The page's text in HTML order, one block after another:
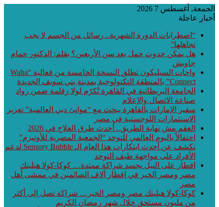
الجمعة, أغسطس 7 2026
أخبار عاجلة
“اضطرابات الدورة الشهرية.. رسائل من الجسم لا يجب
تجاهلها”
هل يمكن حدوث حمل بعد سن الأربعين؟ بقلم: الدكتور حمام
جاويش
واحات السيليكون تطلق النسخة الخامسة من فعالية “Waha
Connect” بالمنطقة التكنولوجية بمدينة بني سويف الجديدة
الجامعة البريطانية في القاهرة تُكرّم لولا زقلمة ضمن رواد
صناعة الاتصال والإعلام
سفير الإمارات بالقاهرة يبحث مع “موانئ دبي العالمية” تعزيز
الاستثمارات اللوجستية في مصر
العقم مش نهاية الطريق.. أحدث طرق العلاج في 2026
احتفالاً باليوم العالمي للتوحد “الجمعية المصرية للأوتيزم”
تكشف عن أحدث ابتكارات هذا العام الـ Sensory Bubble لدعم
الأفراد على مواجهة طيف التوحد
إفطار على النيل يجسد شراكة ممتدة… كوكا-كولا هيلينك
مصر ومصر الخير في إفطار آلاف الصائمين في ممشى أهل
مصر
كوكا-كولا هيلينك مصر ومصر الخير… شراكة تصل إلى أكثر
من مليون مستحق خلال شهر رمضان الكريم